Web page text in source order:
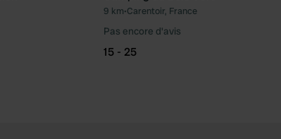
Préféré9 km•Carentoir, France
Pas encore d'avis
15 - 25